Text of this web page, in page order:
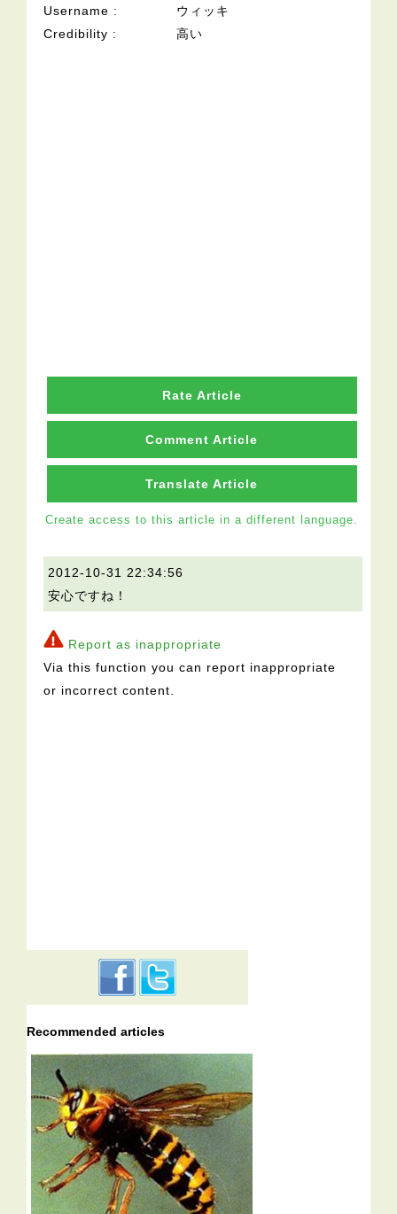
Username
ウィッキ
Credibility
高い
Rate Article
Comment Article
Translate Article
Create access to this article in a different language.
2012-10-31 22:34:56
安心ですね！
Report as inappropriate
Via this function you can report inappropriate
or incorrect content.
Recommended articles